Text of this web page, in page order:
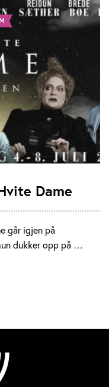
Dame
går igjen på
dukker opp på …